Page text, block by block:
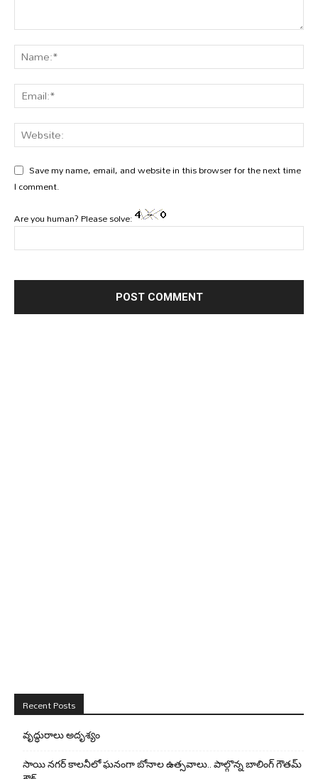
Save my name, email, and website in this browser for the next time
I comment.
Are you human? Please solve:
Recent Posts
వృద్ధురాలు అదృశ్యం
సాయి నగర్ కాలనీలో ఘనంగా బోనాల ఉత్సవాలు.. పాల్గొన్న బాలింగ్ గౌతమ్